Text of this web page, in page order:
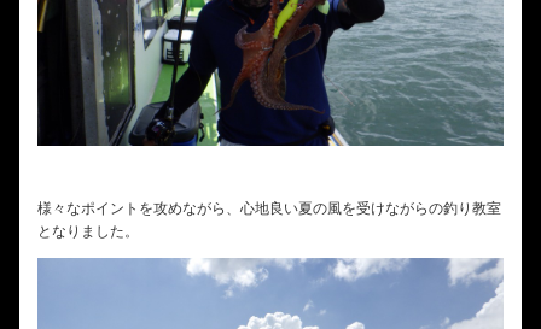
様々なポイントを攻めながら、心地良い夏の風を受けながらの釣り教室
となりました。